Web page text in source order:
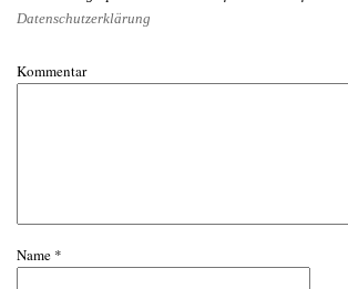
Datenschutzerklärung
Kommentar
Name *